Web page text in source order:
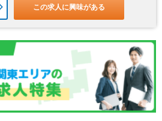
この求人に興味がある